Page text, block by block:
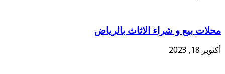
محلات بيع و شراء الاثاث بالرياض
أكتوبر 18, 2023